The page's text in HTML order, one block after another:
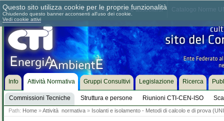
Chi siamo Dove siamo Contattaci Come associarsi
Info Attività Normativa
Commissioni Tecniche Struttura e persone Riunioni CTI-CEN-ISO
Gruppi Consultivi Legislazione Ricerca
Path: Home »Attività normativa » Isolanti e isolamento - Metodi di calcolo e di prova
Questo sito utilizza cookie per le proprie funzionalità
Chiudendo questo banner acconsenti all'uso dei cookie.
Vedi cookie attivi